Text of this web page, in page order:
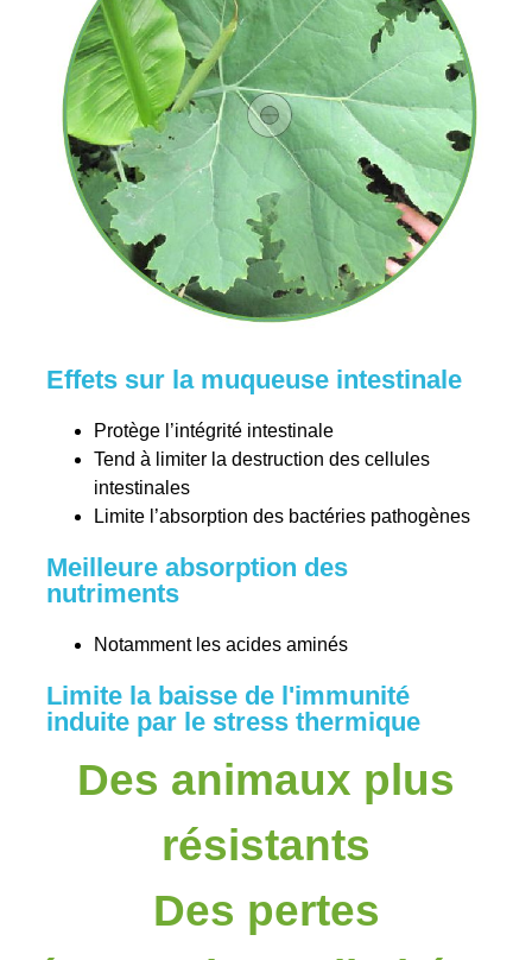
Effets sur la muqueuse intestinale
Protège l’intégrité intestinale
Tend à limiter la destruction des cellules
intestinales
Limite l’absorption des bactéries pathogènes
Meilleure absorption des
nutriments
Notamment les acides aminés
Limite la baisse de l'immunité
induite par le stress thermique
Des animaux plus
résistants
Des pertes